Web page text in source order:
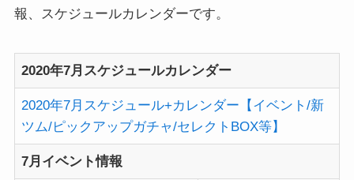
報、スケジュールカレンダーです。
2020年7月スケジュールカレンダー
2020年7月スケジュール+カレンダー【イベント/新
ツム/ピックアップガチャ/セレクトBOX等】
7月イベント情報